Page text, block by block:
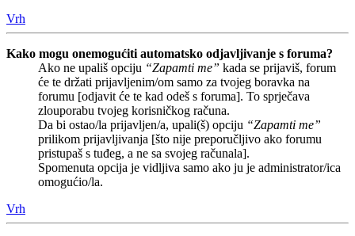
Vrh
Kako mogu onemogućiti automatsko odjavljivanje s foruma?
Ako ne upališ opciju “Zapamti me” kada se prijaviš, forum
će te držati prijavljenim/om samo za tvojeg boravka na
forumu [odjavit će te kad odeš s foruma]. To sprječava
zlouporabu tvojeg korisničkog računa.
Da bi ostao/la prijavljen/a, upali(š) opciju “Zapamti me”
prilikom prijavljivanja [što nije preporučljivo ako forumu
pristupaš s tuđeg, a ne sa svojeg računala].
Spomenuta opcija je vidljiva samo ako ju je administrator/ica
omogućio/la.
Vrh